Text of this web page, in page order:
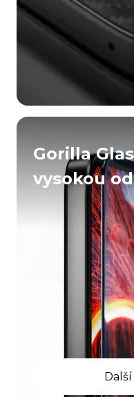
Gorilla
vysokou